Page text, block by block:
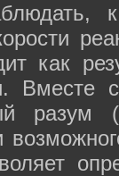
как
Вместе
разум